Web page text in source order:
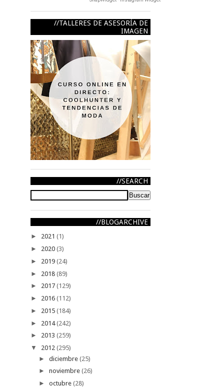
TALLERES DE ASESORÍA DE
IMAGEN
SEARCH
BLOGARCHIVE
► 2021 (1)
► 2020 (3)
► 2019 (24)
► 2018 (89)
► 2017 (129)
► 2016 (112)
► 2015 (184)
► 2014(242)
► 2013 (259)
▼ 2012 (295)
► diciembre (25)
► noviembre (26)
► octubre (28)